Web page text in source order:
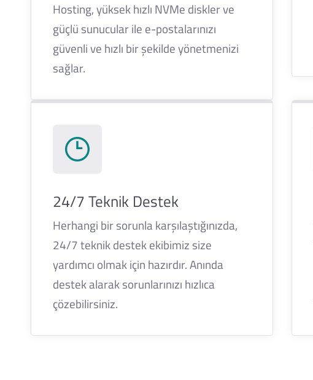
Hosting, yüksek hızlı NVMe diskler ve
güçlü sunucular ile e-postalarınızı
güvenli ve hızlı bir şekilde yönetmenizi
sağlar.
24/7 Teknik Destek
Herhangi bir sorunla karşılaştığınızda,
24/7 teknik destek ekibimiz size
yardımcı olmak için hazırdır. Anında
destek alarak sorunlarınızı hızlıca
çözebilirsiniz.